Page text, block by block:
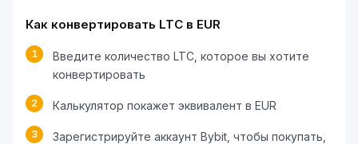
Как конвертировать LTC в EUR
1
Введите количество LTC, которое вы хотите
конвертировать
2 Калькулятор покажет эквивалент в EUR
3
Зарегистрируйте аккаунт Bybit, чтобы покупать,